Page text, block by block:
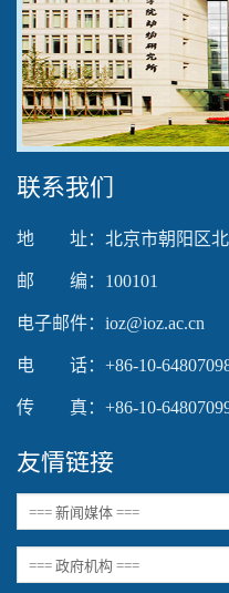
联系我们
地 址：北京市朝阳区北
邮 编：100101
电子邮件：ioz@ioz.ac.cn
电 话：+86-10-
传 真：+86-10-
友情链接